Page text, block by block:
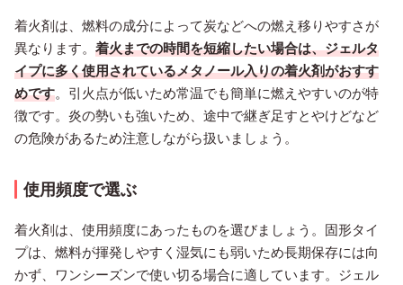
着火剤は、燃料の成分によって炭などへの燃え移りやすさが
異なります。 着火までの時間を短縮したい場合は、ジェルタ
イプに多く使用されているメタノール入りの着火剤がおすす
めです。引火点が低いため常温でも簡単に燃えやすいのが特
徴です。炎の勢いも強いため、途中で継ぎ足すとやけどなど
の危険があるため注意しながら扱いましょう。
使用頻度で選ぶ
着火剤は、使用頻度にあったものを選びましょう。固形タイ
プは、燃料が揮発しやすく湿気にも弱いため長期保存には向
かず、ワンシーズンで使い切る場合に適しています。ジェル